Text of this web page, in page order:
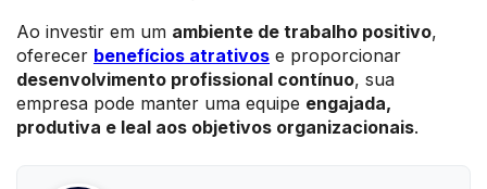
Ao investir em um ambiente de trabalho positivo,
oferecer benefícios atrativos e proporcionar
desenvolvimento profissional contínuo, sua
empresa pode manter uma equipe engajada,
produtiva e leal aos objetivos organizacionais.